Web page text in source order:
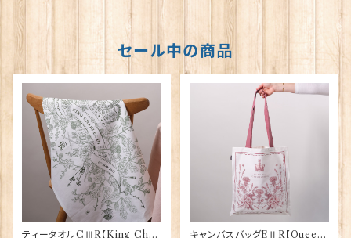
セール中の商品
ティータオルCⅢR【King Char
キャンバスバッグEⅡR【Queen